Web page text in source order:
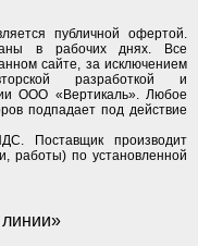
публичной офертой.
в рабочих днях. Все
сайте, за исключением
разработкой и
ООО «Вертикаль». Любое
подпадает под действие
Поставщик производит
работы) по установленной